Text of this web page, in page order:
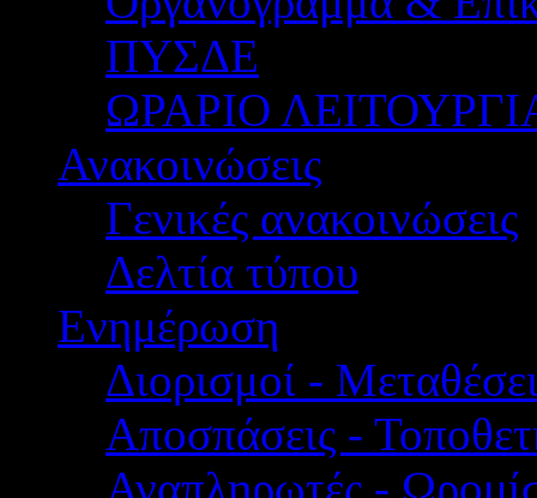
ΠΥΣΔΕ
ΩΡΑΡΙΟ
Ανακοινώσεις
Γενικές ανακοινώσεις
Δελτία τύπου
Ενημέρωση
Διορισμοί -
Αποσπάσεις -
Αναπληρωτές -